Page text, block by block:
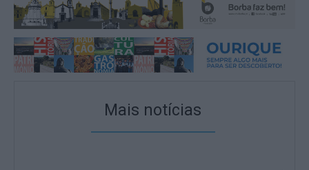
Mais notícias